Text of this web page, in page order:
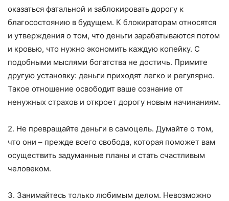
оказаться фатальной и заблокировать дорогу к
благосостоянию в будущем. К блокираторам относятся
и утверждения о том, что деньги зарабатываются потом
и кровью, что нужно экономить каждую копейку. С
подобными мыслями богатства не достичь. Примите
другую установку: деньги приходят легко и регулярно.
Такое отношение освободит ваше сознание от
ненужных страхов и откроет дорогу новым начинаниям.
2. Не превращайте деньги в самоцель. Думайте о том,
что они – прежде всего свобода, которая поможет вам
осуществить задуманные планы и стать счастливым
человеком.
3. Занимайтесь только любимым делом. Невозможно